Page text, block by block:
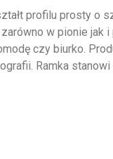
profilu prosty o
w pionie jak
czy biurko.
Ramka